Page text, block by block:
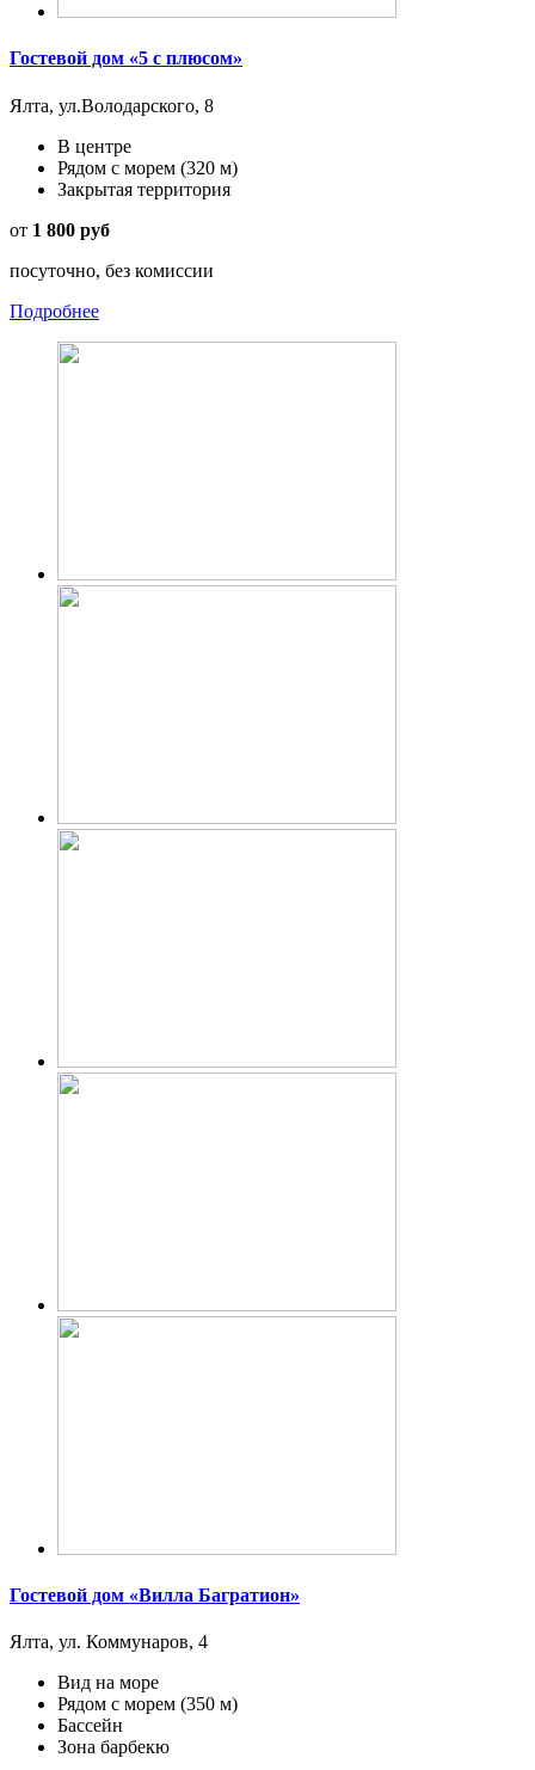
Гостевой дом «5 с плюсом»
Ялта, ул.Володарского, 8
В центре
Рядом с морем (320 м)
Закрытая территория
от 1 800 руб
посуточно, без комиссии
Подробнее
Гостевой дом «Вилла Багратион»
Ялта, ул. Коммунаров, 4
Вид на море
Рядом с морем (350 м)
Бассейн
Зона барбекю